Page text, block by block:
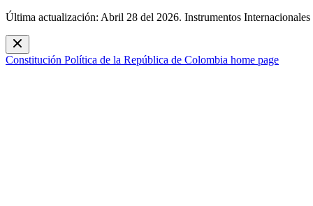
Última actualización: Abril 28 del 2026. Instrumentos Internacionales
Constitución Política de la República de Colombia home page